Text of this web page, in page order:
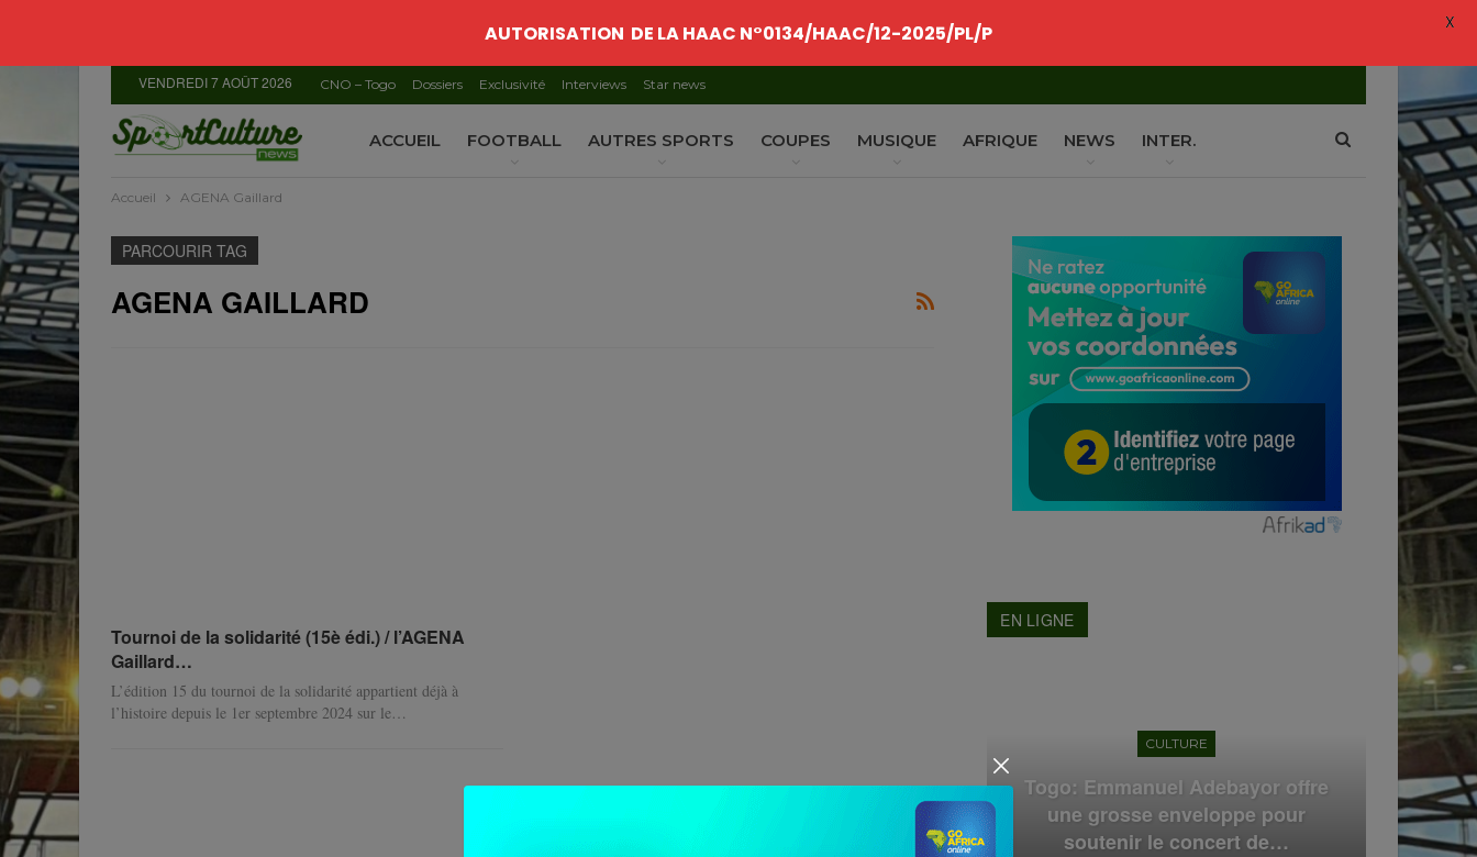
VENDREDI 7 AOÛT 2026 CNO – Togo Dossiers Exclusivité Interviews Star news
ACCUEIL FOOTBALL AUTRES SPORTS COUPES MUSIQUE AFRIQUE NEWS INTER.
Accueil AGENA Gaillard
PARCOURIR TAG
AGENA GAILLARD
Tournoi de la solidarité (15è édi.) / l’AGENA
Gaillard…
L’édition 15 du tournoi de la solidarité appartient déjà à
l’histoire depuis le 1er septembre 2024 sur le…
EN LIGNE
CULTURE
Togo: Emmanuel Adebayor offre
une grosse enveloppe pour
soutenir le concert de…
AUTORISATION DE LA HAAC N°0134/HAAC/12-2025/PL/P X